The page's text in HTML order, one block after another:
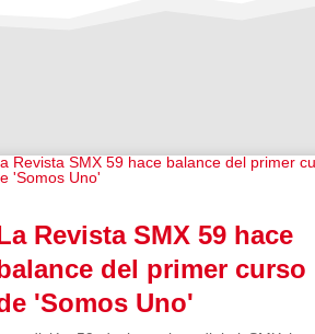
Revista SMX 59 hace
del primer curso
'Somos Uno'